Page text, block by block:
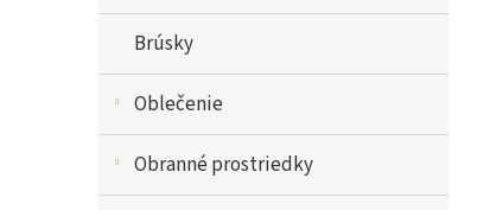
Brúsky
Oblečenie
Obranné prostriedky